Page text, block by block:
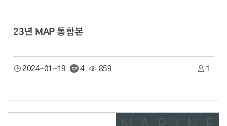
23년 MAP 통합본
2024-01-19 1
4 859